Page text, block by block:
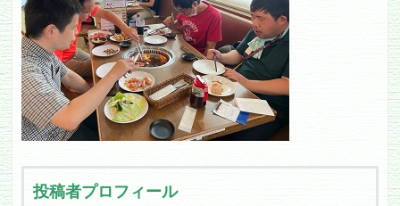
投稿者プロフィール